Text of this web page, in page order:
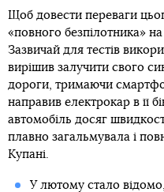
Щоб довести переваги
«повного безпілотника»
Зазвичай для тестів
вирішив залучити свого
дороги, тримаючи
направив електрокар в її
автомобіль досяг
плавно загальмувала і
Купані.
У лютому стало